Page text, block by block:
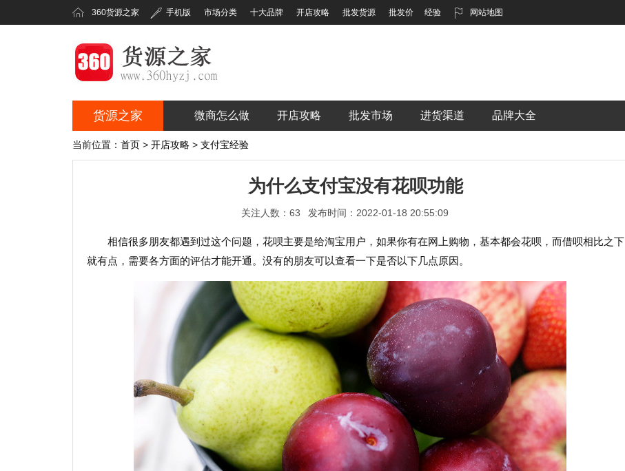
360货源之家 手机版 市场分类 十大品牌 开店攻略 批发货源 批发价 经验 网站地图
360货源之家
货源之家 微商怎么做 开店攻略 批发市场 进货渠道 品牌大全
当前位置： 首页> 开店攻略> 支付宝经验
为什么支付宝没有花呗功能
关注人数：63 发布时间：2022-01-18 20:55:09
相信很多朋友都遇到过这个问题，花呗主要是给淘宝用户，如果你有在网上购物，基本都会花呗，而借呗相比之下
就有点，需要各方面的评估才能开通。没有的朋友可以查看一下是否以下几点原因。